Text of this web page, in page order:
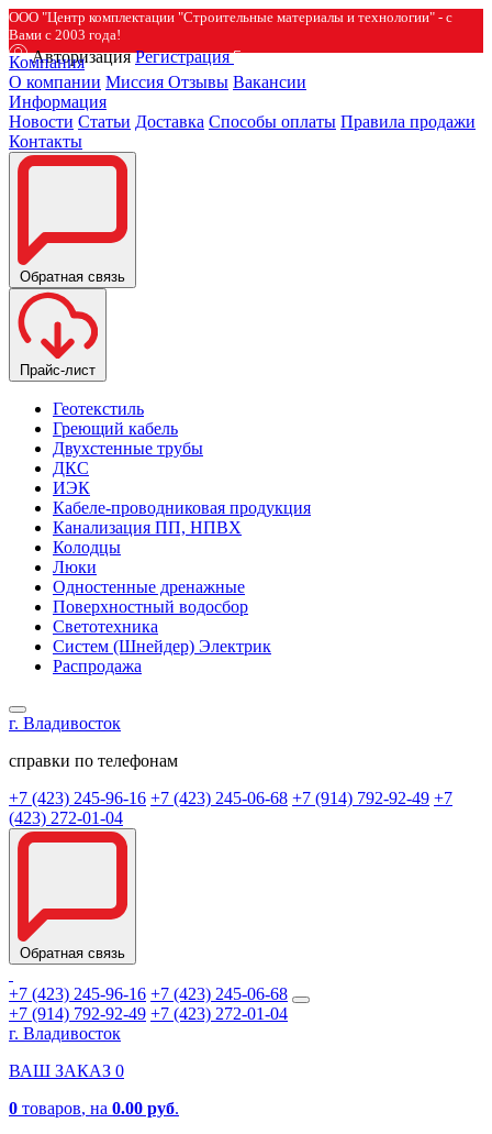
ООО "Центр комплектации "Строительные материалы и технологии" - с
Вами с 2003 года!
Авторизация Регистрация
Компания
О компании Миссия Отзывы Вакансии
Информация
Новости Статьи Доставка Способы оплаты Правила продажи
Контакты
Обратная связь
Прайс-лист
Геотекстиль
Греющий кабель
Двухстенные трубы
ДКС
ИЭК
Кабеле-проводниковая продукция
Канализация ПП, НПВХ
Колодцы
Люки
Одностенные дренажные
Поверхностный водосбор
Светотехника
Систем (Шнейдер) Электрик
Распродажа
г. Владивосток
справки по телефонам
+7 (423) 245-96-16 +7 (423) 245-06-68 +7 (914) 792-92-49 +7
(423) 272-01-04
Обратная связь
+7 (423) 245-96-16 +7 (423) 245-06-68
+7 (914) 792-92-49 +7 (423) 272-01-04
г. Владивосток
ВАШ ЗАКАЗ 0
0 товаров, на 0.00 руб.